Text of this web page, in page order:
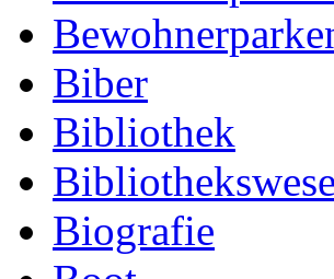
Biber
Bibliothek
Biografie